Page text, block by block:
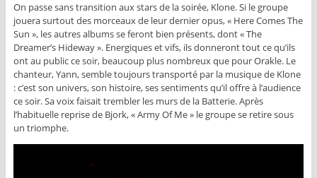
On passe sans transition aux stars de la soirée, Klone. Si le groupe
jouera surtout des morceaux de leur dernier opus, « Here Comes The
Sun », les autres albums se feront bien présents, dont « The
Dreamer’s Hideway ». Energiques et vifs, ils donneront tout ce qu’ils
ont au public ce soir, beaucoup plus nombreux que pour Orakle. Le
chanteur, Yann, semble toujours transporté par la musique de Klone
: c’est son univers, son histoire, ses sentiments qu’il offre à l’audience
ce soir. Sa voix faisait trembler les murs de la Batterie. Après
l’habituelle reprise de Bjork, « Army Of Me » le groupe se retire sous
un triomphe.